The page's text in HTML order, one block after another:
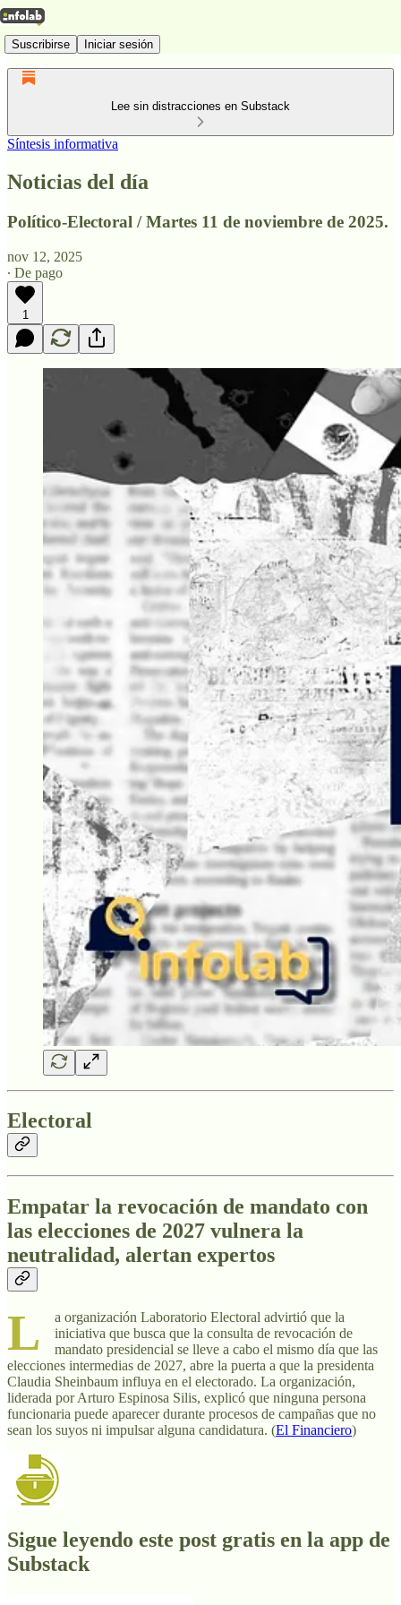
Suscribirse Iniciar sesión
Lee sin distracciones en Substack
Síntesis informativa
Noticias del día
Político-Electoral / Martes 11 de noviembre de 2025.
nov 12, 2025
∙ De pago
1
Electoral
Empatar la revocación de mandato con
las elecciones de 2027 vulnera la
neutralidad, alertan expertos
L
a organización Laboratorio Electoral advirtió que la
iniciativa que busca que la consulta de revocación de
mandato presidencial se lleve a cabo el mismo día que las
elecciones intermedias de 2027, abre la puerta a que la presidenta
Claudia Sheinbaum influya en el electorado. La organización,
liderada por Arturo Espinosa Silis, explicó que ninguna persona
funcionaria puede aparecer durante procesos de campañas que no
sean los suyos ni impulsar alguna candidatura. (El Financiero)
Sigue leyendo este post gratis en la app de
Substack